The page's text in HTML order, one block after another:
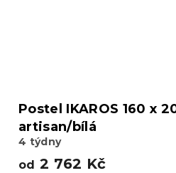
Postel IKAROS 160 x
artisan/bílá
4 týdny
od 2 762 Kč